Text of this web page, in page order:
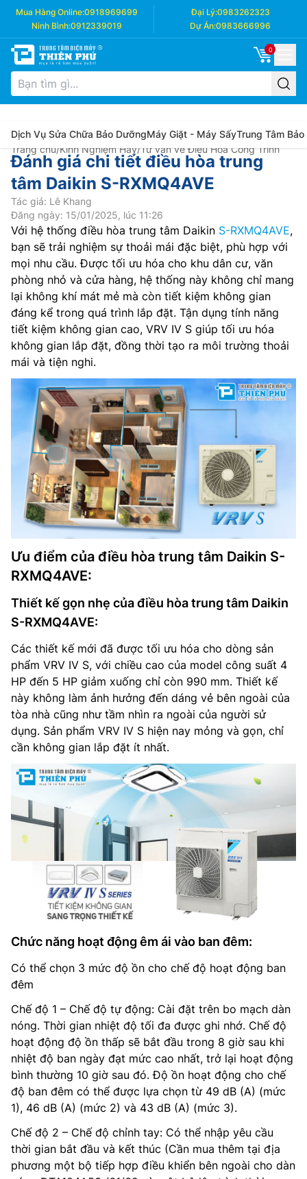
Mua Hàng Online:0918969699 Đại Lý:0983262323
Ninh Bình:0912339019 Dự Án:0983666996
0
Dịch Vụ Sửa Chữa Bảo DưỡngMáy Giặt - Máy SấyTrung Tâm Bảo
Trang chủ/Kinh Nghiệm Hay/Tư vấn về Điều Hòa Công Trình
Đánh giá chi tiết điều hòa trung
tâm Daikin S-RXMQ4AVE
Tác giả: Lê Khang
Đăng ngày: 15/01/2025, lúc 11:26
Với hệ thống điều hòa trung tâm Daikin S-RXMQ4AVE,
bạn sẽ trải nghiệm sự thoải mái đặc biệt, phù hợp với
mọi nhu cầu. Được tối ưu hóa cho khu dân cư, văn
phòng nhỏ và cửa hàng, hệ thống này không chỉ mang
lại không khí mát mẻ mà còn tiết kiệm không gian
đáng kể trong quá trình lắp đặt. Tận dụng tính năng
tiết kiệm không gian cao, VRV IV S giúp tối ưu hóa
không gian lắp đặt, đồng thời tạo ra môi trường thoải
mái và tiện nghi.
Ưu điểm của điều hòa trung tâm Daikin S-
RXMQ4AVE:
Thiết kế gọn nhẹ của điều hòa trung tâm Daikin
S-RXMQ4AVE:
Các thiết kế mới đã được tối ưu hóa cho dòng sản
phẩm VRV IV S, với chiều cao của model công suất 4
HP đến 5 HP giảm xuống chỉ còn 990 mm. Thiết kế
này không làm ảnh hưởng đến dáng vẻ bên ngoài của
tòa nhà cũng như tầm nhìn ra ngoài của người sử
dụng. Sản phẩm VRV IV S hiện nay mỏng và gọn, chỉ
cần không gian lắp đặt ít nhất.
Chức năng hoạt động êm ái vào ban đêm:
Có thể chọn 3 mức độ ồn cho chế độ hoạt động ban
đêm
Chế độ 1 – Chế độ tự động: Cài đặt trên bo mạch dàn
nóng. Thời gian nhiệt độ tối đa được ghi nhớ. Chế độ
hoạt động độ ồn thấp sẽ bắt đầu trong 8 giờ sau khi
nhiệt độ ban ngày đạt mức cao nhất, trở lại hoạt động
bình thường 10 giờ sau đó. Độ ồn hoạt động cho chế
độ ban đêm có thể được lựa chọn từ 49 dB (A) (mức
1), 46 dB (A) (mức 2) và 43 dB (A) (mức 3).
Chế độ 2 – Chế độ chỉnh tay: Có thể nhập yêu cầu
thời gian bắt đầu và kết thúc (Cần mua thêm tại địa
phương một bộ tiếp hợp điều khiển bên ngoài cho dàn